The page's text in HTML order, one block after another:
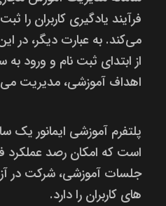
فرآیند یادگیری کاربران را
می‌کند. به عبارت دیگر، در
از ابتدای ثبت نام و ورود
اهداف آموزشی، مدیریت
پلتفرم آموزشی ایمانور یک
است که امکان رصد عملکرد
جلسات آموزشی، شرکت در
های کاربران را دارد.